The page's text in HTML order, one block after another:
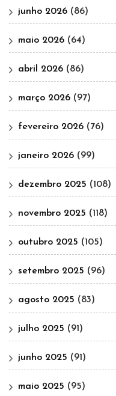
junho 2026 (86)
maio 2026 (64)
abril 2026 (86)
março 2026 (97)
fevereiro 2026 (76)
janeiro 2026 (99)
dezembro 2025 (108)
novembro 2025 (118)
outubro 2025 (105)
setembro 2025 (96)
agosto 2025 (83)
julho 2025 (91)
junho 2025 (91)
maio 2025 (95)